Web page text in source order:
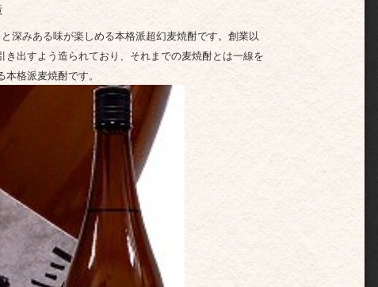
深みある味が楽しめる本格派超幻麦焼酎です。創業以
出すよう造られており、それまでの麦焼酎とは一線を
格派麦焼酎です。